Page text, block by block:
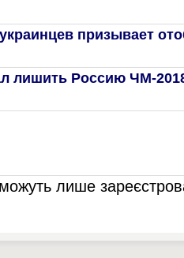
призывает
лишить Россию ЧМ-
лише